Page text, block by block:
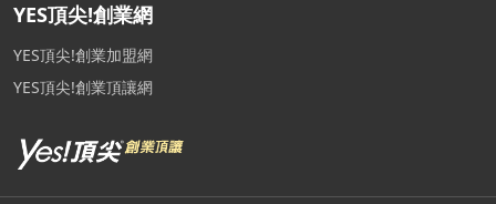
YES頂尖!創業網
YES頂尖!創業加盟網
YES頂尖!創業頂讓網